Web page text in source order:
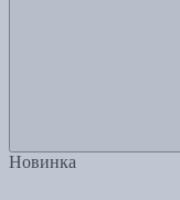
Новинка